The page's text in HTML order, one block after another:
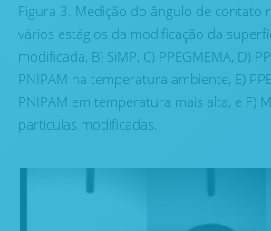
Figura 3. Medição do ângulo de contato
vários estágios da modificação da
modificada, B) SiMP, C) PPEGMEMA, D)
PNIPAM na temperatura ambiente, E)
PNIPAM em temperatura mais alta, e F)
partículas modificadas.